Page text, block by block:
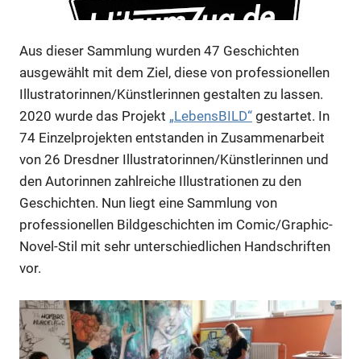
Anzeige
Anzeige
Aus dieser Sammlung wurden 47 Geschichten
ausgewählt mit dem Ziel, diese von professionellen
Illustratorinnen/Künstlerinnen gestalten zu lassen.
2020 wurde das Projekt „LebensBILD“ gestartet. In
74 Einzelprojekten entstanden in Zusammenarbeit
von 26 Dresdner Illustratorinnen/Künstlerinnen und
den Autorinnen zahlreiche Illustrationen zu den
Geschichten. Nun liegt eine Sammlung von
professionellen Bildgeschichten im Comic/Graphic-
Novel-Stil mit sehr unterschiedlichen Handschriften
vor.